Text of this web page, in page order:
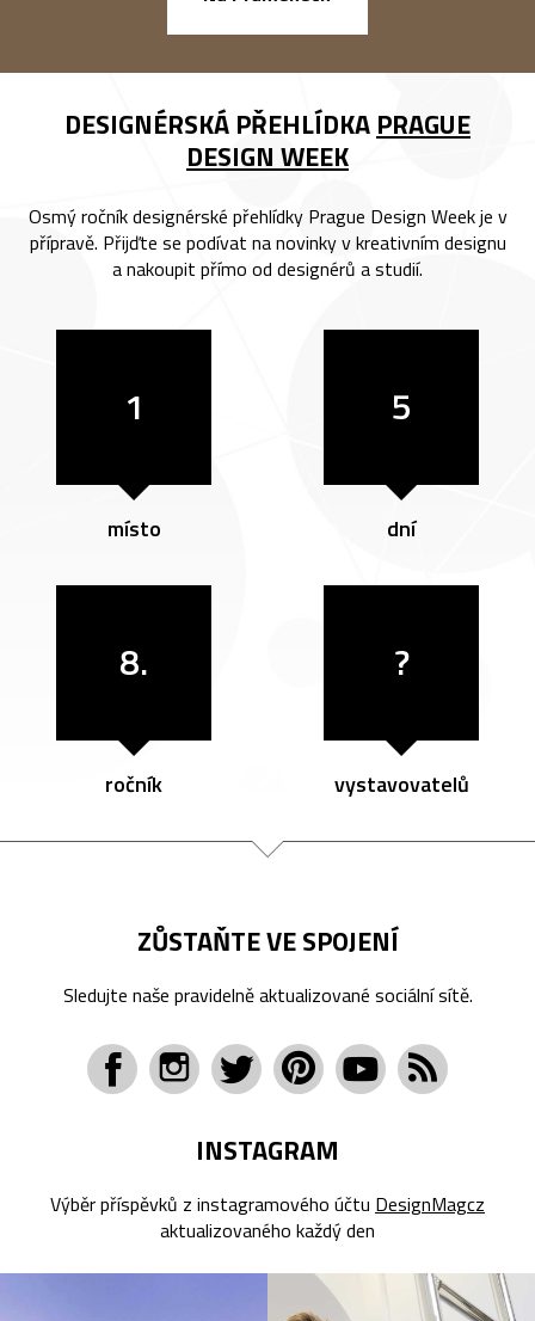
DESIGNÉRSKÁ PŘEHLÍDKA PRAGUE
DESIGN WEEK
Osmý ročník designérské přehlídky Prague Design Week je v
přípravě. Přijďte se podívat na novinky v kreativním designu
a nakoupit přímo od designérů a studií.
1
místo
5
dní
8.
ročník
?
vystavovatelů
ZŮSTAŇTE VE SPOJENÍ
Sledujte naše pravidelně aktualizované sociální sítě.
INSTAGRAM
Výběr příspěvků z instagramového účtu DesignMagcz
aktualizovaného každý den